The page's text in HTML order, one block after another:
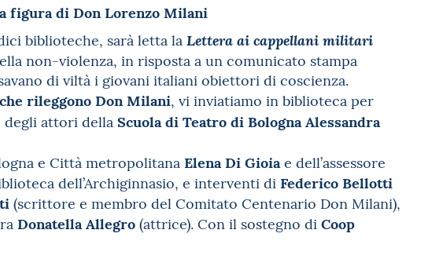
figura di Don Lorenzo Milani
biblioteche, sarà letta la Lettera ai cappellani militari
non-violenza, in risposta a un comunicato stampa
di viltà i giovani italiani obiettori di coscienza.
rileggono Don Milani, vi inviatiamo in biblioteca per
degli attori della Scuola di Teatro di Bologna Alessandra
e Città metropolitana Elena Di Gioiae dell’assessore
dell’Archiginnasio, e interventi di Federico Bellotti
(scrittore e membro del Comitato Centenario Don Milani),
Donatella Allegro (attrice). Con il sostegno di Coop